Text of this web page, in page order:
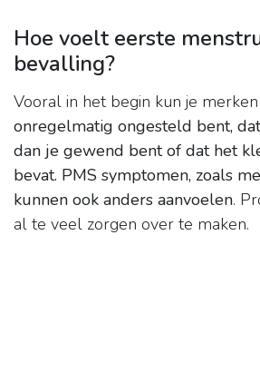
Hoe voelt eerste
bevalling?
Vooral in het begin kun je
onregelmatig ongesteld bent,
dan je gewend bent of dat het
bevat. PMS symptomen, zoals
kunnen ook anders aanvoelen.
al te veel zorgen over te maken.